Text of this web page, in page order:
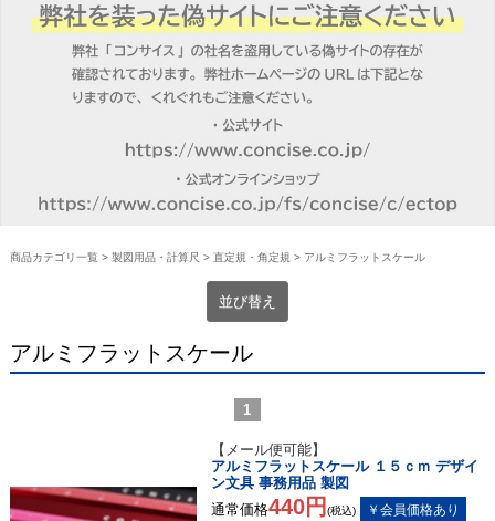
商品カテゴリ一覧 > 製図用品・計算尺 > 直定規・角定規 > アルミフラットスケール
並び替え
アルミフラットスケール
1
【メール便可能】
アルミフラットスケール １５ｃｍ デザイ
ン文具 事務用品 製図
通常価格440円 (税込)